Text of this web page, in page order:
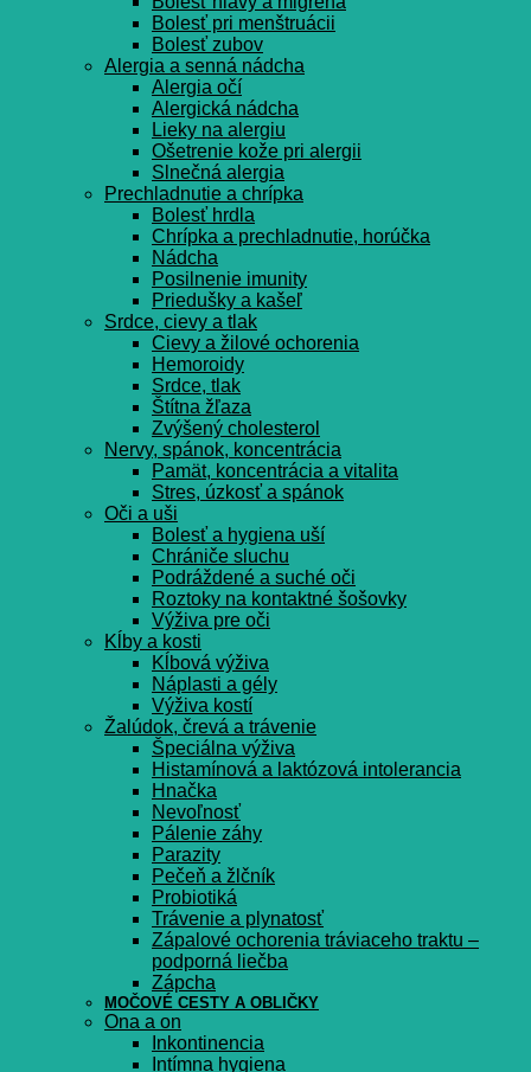
Bolesť pri menštruácii
Bolesť zubov
Alergia a senná nádcha
Alergia očí
Alergická nádcha
Lieky na alergiu
Ošetrenie kože pri alergii
Slnečná alergia
Prechladnutie a chrípka
Bolesť hrdla
Chrípka a prechladnutie, horúčka
Nádcha
Posilnenie imunity
Priedušky a kašeľ
Srdce, cievy a tlak
Cievy a žilové ochorenia
Hemoroidy
Srdce, tlak
Štítna žľaza
Zvýšený cholesterol
Nervy, spánok, koncentrácia
Pamät, koncentrácia a vitalita
Stres, úzkosť a spánok
Oči a uši
Bolesť a hygiena uší
Chrániče sluchu
Podráždené a suché oči
Roztoky na kontaktné šošovky
Výživa pre oči
Kĺby a kosti
Kĺbová výživa
Náplasti a gély
Výživa kostí
Žalúdok, črevá a trávenie
Špeciálna výživa
Histamínová a laktózová intolerancia
Hnačka
Nevoľnosť
Pálenie záhy
Parazity
Pečeň a žlčník
Probiotiká
Trávenie a plynatosť
Zápalové ochorenia tráviaceho traktu –
podporná liečba
Zápcha
MOČOVÉ CESTY A OBLIČKY
Ona a on
Inkontinencia
Intímna hygiena